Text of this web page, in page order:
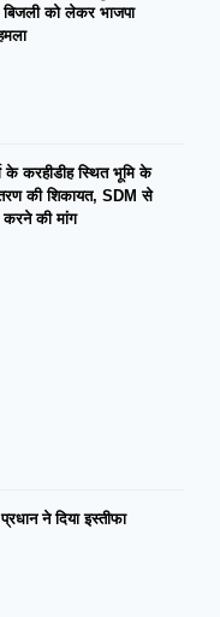
बिजली को लेकर भाजपा
के करहीडीह स्थित भूमि के
की शिकायत, SDM से
करने की मांग
प्रधान ने दिया इस्तीफा